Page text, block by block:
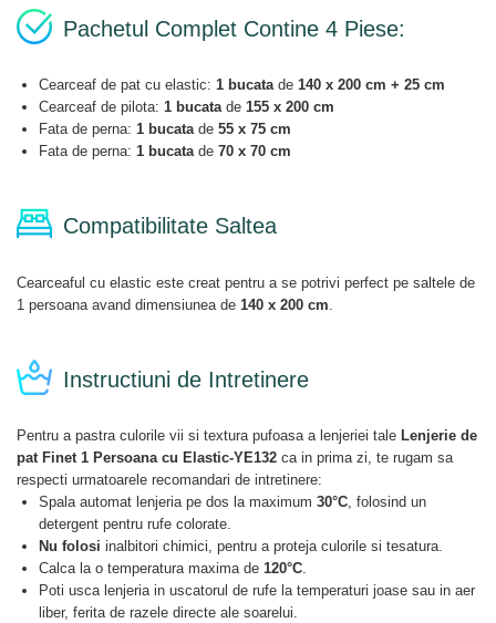
Pachetul Complet Contine 4 Piese:
Cearceaf de pat cu elastic: 1 bucatade 140 x 200 cm + 25 cm
Cearceaf de pilota: 1 bucatade 155 x 200 cm
Fata de perna: 1 bucatade 55 x 75 cm
Fata de perna: 1 bucatade 70 x 70 cm
Compatibilitate Saltea
Cearceaful cu elastic este creat pentru a se potrivi perfect pe saltele de
1 persoana avand dimensiunea de 140 x 200 cm
Instructiuni de Intretinere
Pentru a pastra culorile vii si textura pufoasa a lenjeriei tale Lenjerie de
pat Finet 1 Persoana cu Elastic-YE132 ca in prima zi, te rugam sa
respecti urmatoarele recomandari de intretinere:
Spala automat lenjeria pe dos la maximum 30°C, folosind un
detergent pentru rufe colorate.
Nu folosi inalbitori chimici, pentru a proteja culorile si tesatura.
Calca la o temperatura maxima de 120°C.
Poti usca lenjeria in uscatorul de rufe la temperaturi joase sau in aer
liber, ferita de razele directe ale soarelui.